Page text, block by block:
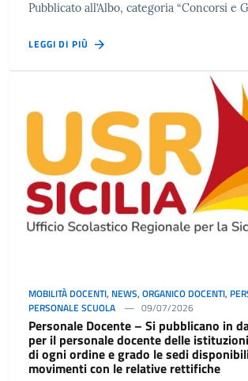
Pubblicato all’Albo, categoria “Concorsi e
LEGGI DI PIÙ
MOBILITÀ DOCENTI, NEWS, ORGANICO DOCENTI,
PERSONALE SCUOLA
09/07/2026
Personale Docente – Si pubblicano in
per il personale docente delle
di ogni ordine e grado le sedi
movimenti con le relative rettifiche